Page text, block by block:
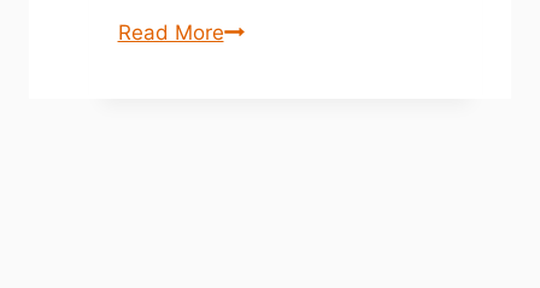
Read MoreBaia